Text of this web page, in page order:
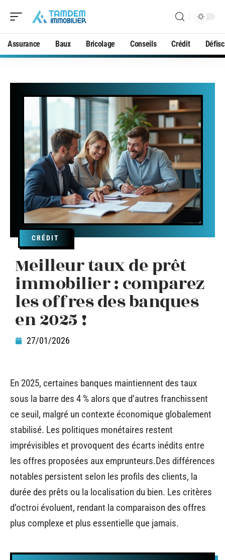
Assurance Baux Bricolage Conseils Crédit
CRÉDIT
Meilleur taux de prêt
immobilier : comparez
les offres des banques
en 2025 !
27/01/2026
En 2025, certaines banques maintiennent des taux
sous la barre des 4 % alors que d’autres franchissent
ce seuil, malgré un contexte économique globalement
stabilisé. Les politiques monétaires restent
imprévisibles et provoquent des écarts inédits entre
les offres proposées aux emprunteurs.Des différences
notables persistent selon les profils des clients, la
durée des prêts ou la localisation du bien. Les critères
d’octroi évoluent, rendant la comparaison des offres
plus complexe et plus essentielle que jamais.